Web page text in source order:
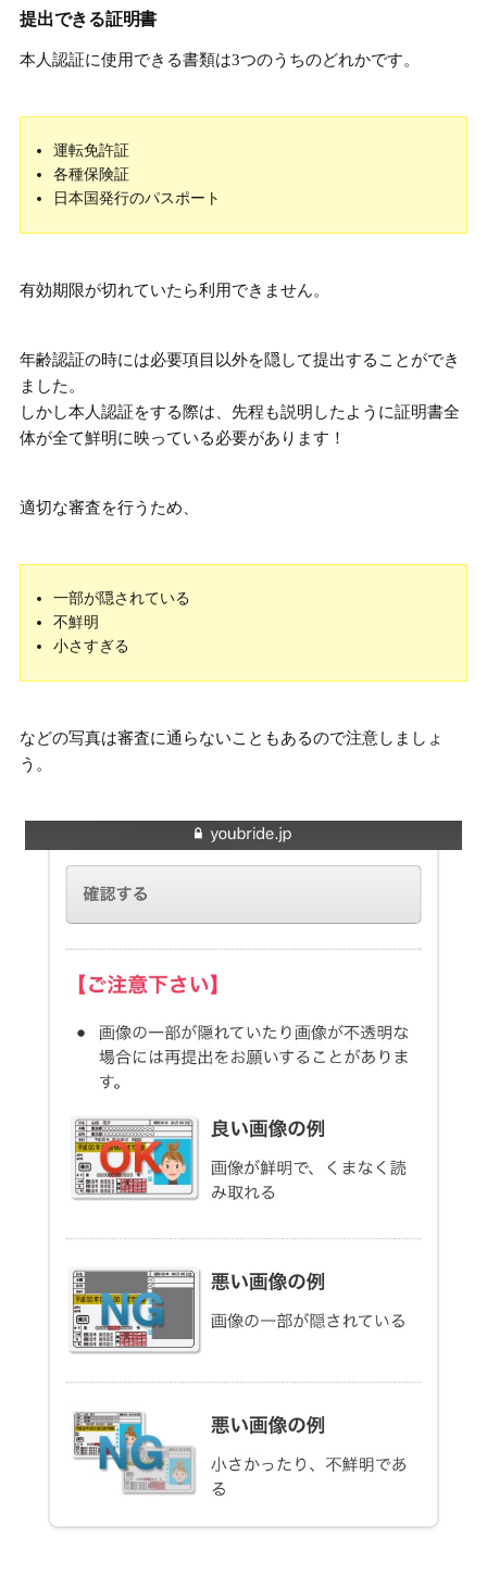
提出できる証明書
本人認証に使用できる書類は3つのうちのどれかです。
運転免許証
各種保険証
日本国発行のパスポート
有効期限が切れていたら利用できません。
年齢認証の時には必要項目以外を隠して提出することができ
ました。
しかし本人認証をする際は、先程も説明したように証明書全
体が全て鮮明に映っている必要があります！
適切な審査を行うため、
一部が隠されている
不鮮明
小さすぎる
などの写真は審査に通らないこともあるので注意しましょ
う。